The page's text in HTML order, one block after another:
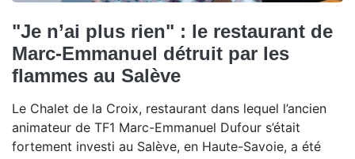
"Je n’ai plus rien" : le restaurant de
Marc-Emmanuel détruit par les
flammes au Salève
Le Chalet de la Croix, restaurant dans lequel l’ancien
animateur de TF1 Marc-Emmanuel Dufour s’était
fortement investi au Salève, en Haute-Savoie, a été